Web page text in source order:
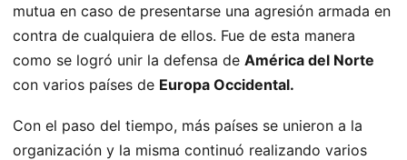
mutua en caso de presentarse una agresión armada en
contra de cualquiera de ellos. Fue de esta manera
como se logró unir la defensa de América del Norte
con varios países de Europa Occidental.
Con el paso del tiempo, más países se unieron a la
organización y la misma continuó realizando varios